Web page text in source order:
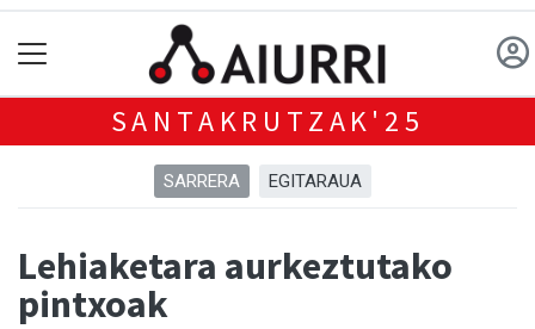
SANTAKRUTZAK'25
SARRERA EGITARAUA
Lehiaketara aurkeztutako
pintxoak